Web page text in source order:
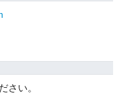
さい。